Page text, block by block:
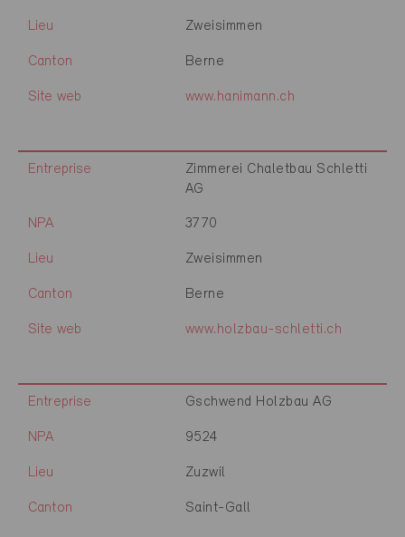
Lieu Zweisimmen
Canton Berne
Site web www.hanimann.ch
Entreprise
Zimmerei Chaletbau Schletti
AG
NPA 3770
Lieu Zweisimmen
Canton Berne
Site web www.holzbau-schletti.ch
Entreprise Gschwend Holzbau AG
NPA 9524
Lieu Zuzwil
Canton Saint-Gall